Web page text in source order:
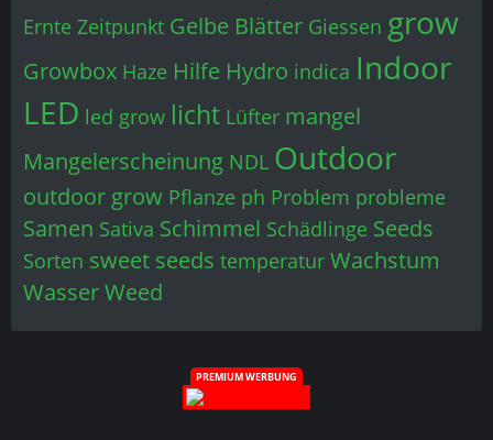
Ernte Zeitpunkt Gelbe Blätter Giessen grow
Growbox Haze Hilfe Hydro indica Indoor
LED led grow licht Lüfter mangel
Mangelerscheinung NDL Outdoor
outdoor grow Pflanze ph Problem probleme
Samen Sativa Schimmel Schädlinge Seeds
Sorten sweet seeds temperatur Wachstum
WasserWeed
PREMIUM WERBUNG